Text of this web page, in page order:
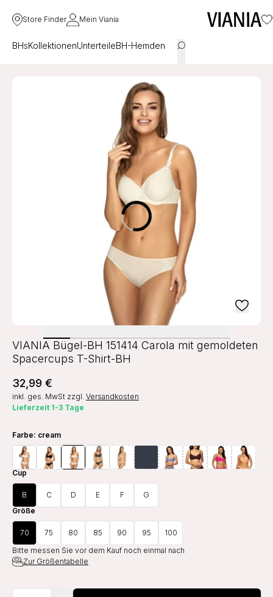
Store Finder Mein Viania
BHsKollektionenUnterteileBH-Hemden
VIANIA Bügel-BH 151414 Carola mit gemoldeten
Spacercups T-Shirt-BH
32,99 €
inkl. ges. MwSt zzgl. Versandkosten
Lieferzeit 1-3 Tage
Farbe: cream
Cup
B C D E F
G
Größe
70 75 80 85 90 95
100
Bitte messen Sie vor dem Kauf noch einmal nach
Zur Größentabelle